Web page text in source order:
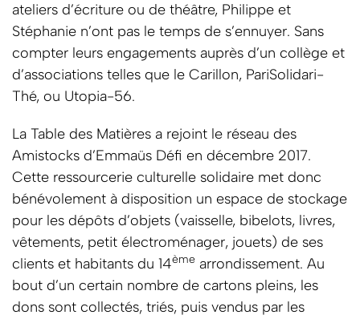
ateliers d’écriture ou de théâtre, Philippe et
Stéphanie n’ont pas le temps de s’ennuyer. Sans
compter leurs engagements auprès d’un collège et
d’associations telles que le Carillon, PariSolidari-
Thé, ou Utopia-56.
La Table des Matières a rejoint le réseau des
Amistocks d’Emmaüs Défi en décembre 2017.
Cette ressourcerie culturelle solidaire met donc
bénévolement à disposition un espace de stockage
pour les dépôts d’objets (vaisselle, bibelots, livres,
vêtements, petit électroménager, jouets) de ses
clients et habitants du 14ème arrondissement. Au
bout d’un certain nombre de cartons pleins, les
dons sont collectés, triés, puis vendus par les